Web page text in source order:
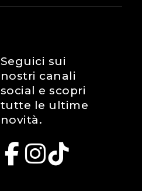
Seguici sui
nostri canali
social e scopri
tutte le ultime
novità.